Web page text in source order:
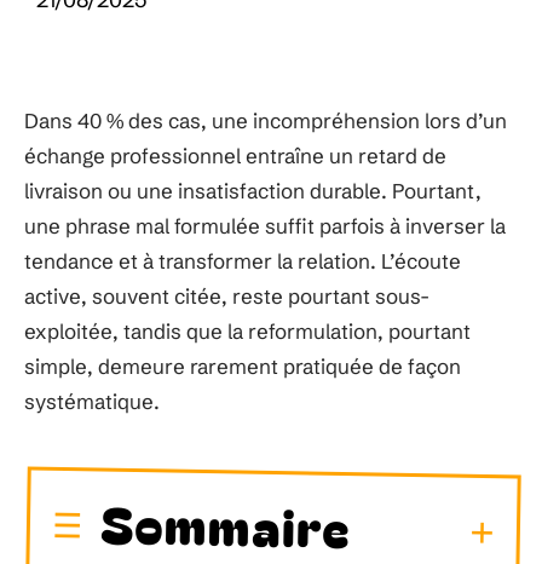
Dans 40 % des cas, une incompréhension lors d’un
échange professionnel entraîne un retard de
livraison ou une insatisfaction durable. Pourtant,
une phrase mal formulée suffit parfois à inverser la
tendance et à transformer la relation. L’écoute
active, souvent citée, reste pourtant sous-
exploitée, tandis que la reformulation, pourtant
simple, demeure rarement pratiquée de façon
systématique.
Sommaire